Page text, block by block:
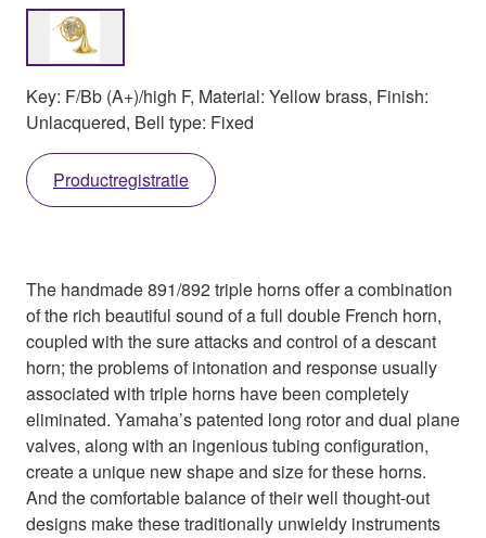
Key: F/Bb (A+)/high F, Material: Yellow brass, Finish:
Unlacquered, Bell type: Fixed
Productregistratie
The handmade 891/892 triple horns offer a combination
of the rich beautiful sound of a full double French horn,
coupled with the sure attacks and control of a descant
horn; the problems of intonation and response usually
associated with triple horns have been completely
eliminated. Yamaha’s patented long rotor and dual plane
valves, along with an ingenious tubing configuration,
create a unique new shape and size for these horns.
And the comfortable balance of their well thought-out
designs make these traditionally unwieldy instruments